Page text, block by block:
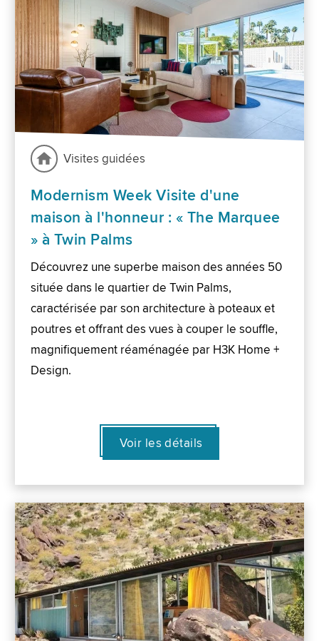
Visites guidées
Modernism Week Visite d'une
maison à l'honneur : « The Marquee
» à Twin Palms
Découvrez une superbe maison des années 50
située dans le quartier de Twin Palms,
caractérisée par son architecture à poteaux et
poutres et offrant des vues à couper le souffle,
magnifiquement réaménagée par H3K Home +
Design.
Voir les détails